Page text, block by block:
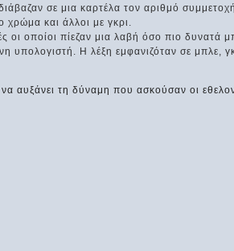
σε μια καρτέλα τον αριθμό
χρώμα και άλλοι με γκρι.
οι οποίοι πίεζαν μια λαβή όσο πιο δυνατά
υπολογιστή. Η λέξη εμφανιζόταν σε μπλε,
αυξάνει τη δύναμη που ασκούσαν οι